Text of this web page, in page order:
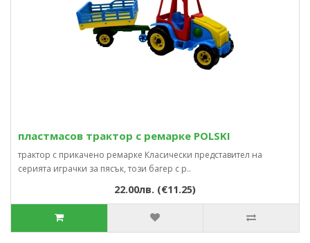
пластмасов трактор с ремарке POLSKI
трактор с прикачено ремарке Класически представител на
серията играчки за пясък, този багер с р..
22.00лв. (€11.25)